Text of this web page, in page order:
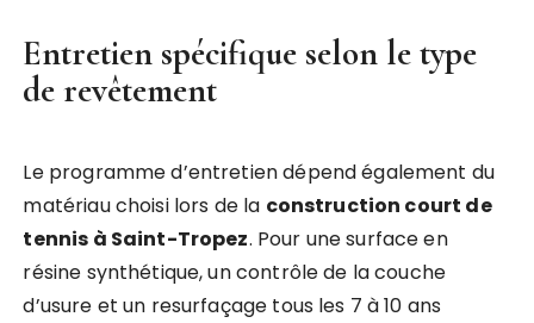
Entretien spécifique selon le type
de revêtement
Le programme d’entretien dépend également du
matériau choisi lors de la construction court de
tennis à Saint-Tropez. Pour une surface en
résine synthétique, un contrôle de la couche
d’usure et un resurfaçage tous les 7 à 10 ans